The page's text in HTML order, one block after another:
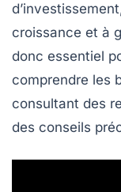
croissance et à
donc essentiel
comprendre les
consultant des
des conseils